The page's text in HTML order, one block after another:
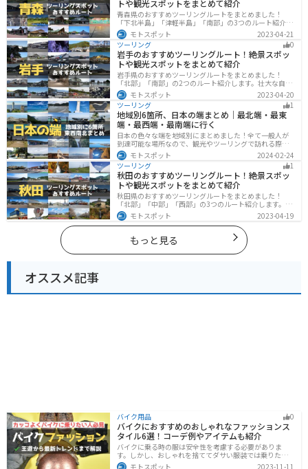
トや観光スポットをまとめて紹介
青森県のおすすめツーリングルートをまとめました！
「下北半島」「津軽半島」「南部」の3つのルート紹介し
ます。自然に恵まれた風光明媚な景色や歴史文化に触れ
られる観光スポットが多くあります。バイクで青森県に
ツーリングに行く際は参考にしてください。
モトスポット
2023-04-21
ツーリング
0
岩手のおすすめツーリングルート！絶景スポッ
トや観光スポットをまとめて紹介
岩手県のおすすめツーリングルートをまとめました！
「北部」「南部」の2つのルート紹介します。壮大な自然
や歴史的な観光スポットが多く存在するので楽しめま
す。バイクで岩手県にツーリングに行く際は参考にして
ください。
モトスポット
2023-04-20
ツーリング
1
地域別6箇所、日本の端まとめ｜最北端・最東
端・最西端・最南端に行く
日本の色々な端を地域別にまとめました！全て一般人が
到達可能な場所なので、観光やツーリングで訪れる際の
参考にしてください。
モトスポット
2024-02-24
ツーリング
1
秋田のおすすめツーリングルート！絶景スポッ
トや観光スポットをまとめて紹介
秋田県のおすすめツーリングルートをまとめました！
「北部」「中部」「西部」の3つのルート紹介します。自
然豊かな山々や湖、温泉地が点在し、四季折々の景色を
楽しめるスポットが多数あります。バイクで秋田県にツ
ーリングに行く際は参考にしてください。
モトスポット 2023-04-19
もっと見る
オススメ記事
バイク用品 0
バイクにおすすめのおしゃれなファッションス
タイル6選！コーデ例やアイテムも紹介
バイクに乗る時の服は安全性を考慮する必要がありま
す。しかし、おしゃれを捨ててダサい服装では乗りたく
ないですよね？せっかくならカッコよく風を切って街を
モトスポット
2023-11-11